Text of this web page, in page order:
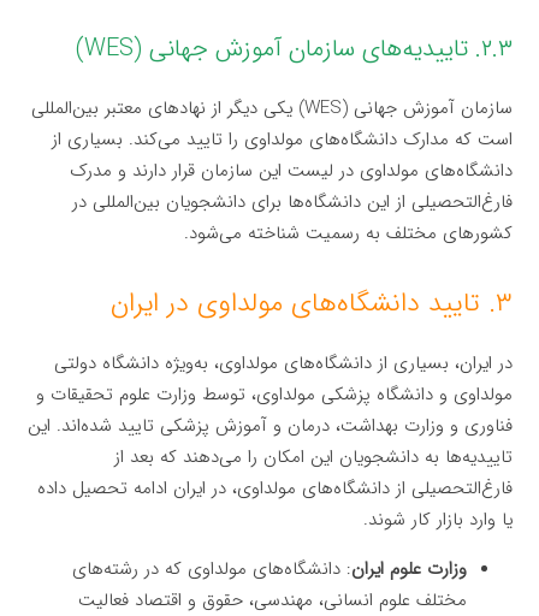
۲.۳. تاییدیه‌های سازمان آموزش جهانی (WES)
سازمان آموزش جهانی (WES) یکی دیگر از نهادهای معتبر بین‌المللی
است که مدارک دانشگاه‌های مولداوی را تایید می‌کند. بسیاری از
دانشگاه‌های مولداوی در لیست این سازمان قرار دارند و مدرک
فارغ‌التحصیلی از این دانشگاه‌ها برای دانشجویان بین‌المللی در
کشورهای مختلف به رسمیت شناخته می‌شود.
۳. تایید دانشگاه‌های مولداوی در ایران
در ایران، بسیاری از دانشگاه‌های مولداوی، به‌ویژه دانشگاه دولتی
مولداوی و دانشگاه پزشکی مولداوی، توسط وزارت علوم تحقیقات و
فناوری و وزارت بهداشت، درمان و آموزش پزشکی تایید شده‌اند. این
تاییدیه‌ها به دانشجویان این امکان را می‌دهند که بعد از
فارغ‌التحصیلی از دانشگاه‌های مولداوی، در ایران ادامه تحصیل داده
یا وارد بازار کار شوند.
وزارت علوم ایران: دانشگاه‌های مولداوی که در رشته‌های
مختلف علوم انسانی، مهندسی، حقوق و اقتصاد فعالیت